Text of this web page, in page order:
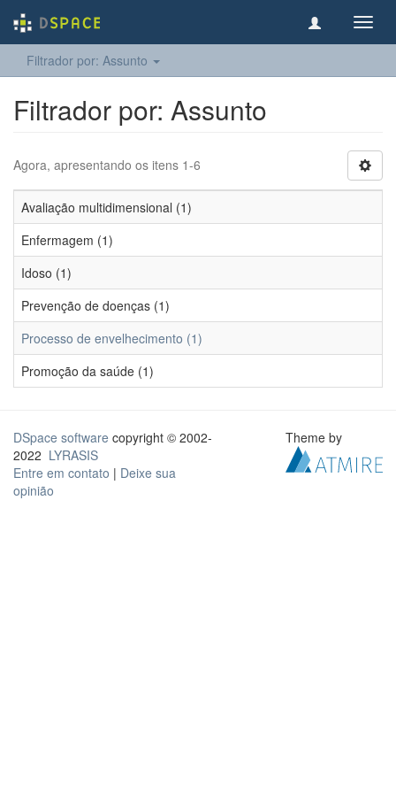
Filtrador por: Assunto
Filtrador por: Assunto
Agora, apresentando os itens 1-6
Avaliação multidimensional (1)
Enfermagem (1)
Idoso (1)
Prevenção de doenças (1)
Processo de envelhecimento (1)
Promoção da saúde (1)
DSpace software copyright © 2002-
2022 LYRASIS
Entre em contato | Deixe sua
opinião
Theme by